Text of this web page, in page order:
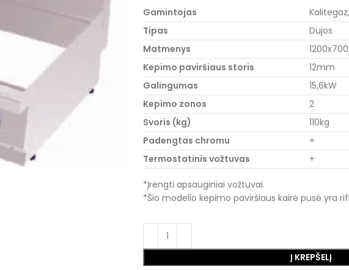
Gamintojas
Tipas
Dujos
Matmenys
Kepimo paviršiaus storis
12mm
Galingumas
15,6kW
Kepimo zonos
2
Svoris (kg)
110kg
Padengtas chromu
+
Termostatinis vožtuvas
+
*Įrengti apsauginiai vožtuvai.
*Šio modelio kepimo paviršiaus kairė pusė yra
Į KREPŠELĮ